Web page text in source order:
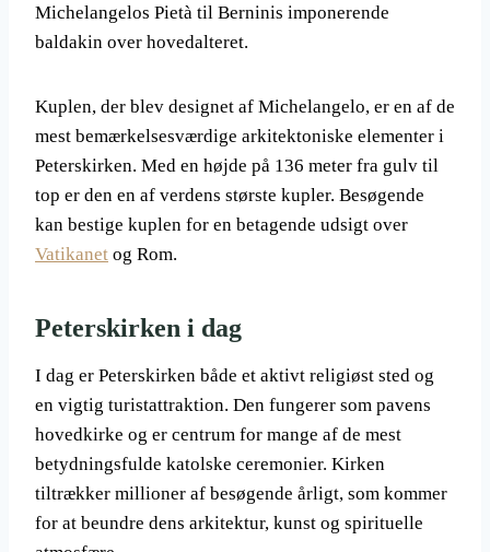
Michelangelos Pietà til Berninis imponerende
baldakin over hovedalteret.
Kuplen, der blev designet af Michelangelo, er en af de
mest bemærkelsesværdige arkitektoniske elementer i
Peterskirken. Med en højde på 136 meter fra gulv til
top er den en af verdens største kupler. Besøgende
kan bestige kuplen for en betagende udsigt over
Vatikanet og Rom.
Peterskirken i dag
I dag er Peterskirken både et aktivt religiøst sted og
en vigtig turistattraktion. Den fungerer som pavens
hovedkirke og er centrum for mange af de mest
betydningsfulde katolske ceremonier. Kirken
tiltrækker millioner af besøgende årligt, som kommer
for at beundre dens arkitektur, kunst og spirituelle